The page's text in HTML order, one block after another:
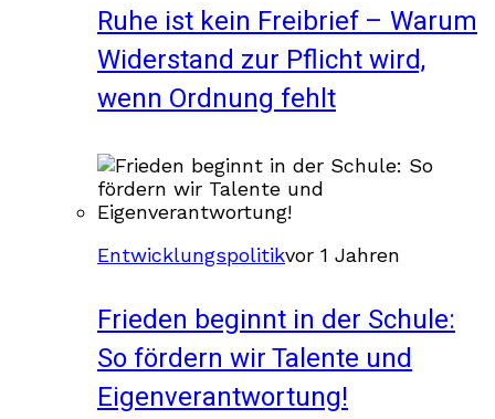
Ruhe ist kein Freibrief – Warum
Widerstand zur Pflicht wird,
wenn Ordnung fehlt
Entwicklungspolitikvor 1 Jahren
Frieden beginnt in der Schule:
So fördern wir Talente und
Eigenverantwortung!